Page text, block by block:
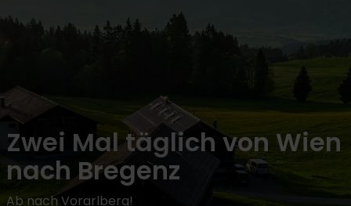
Zwei Mal täglich von Wien
nach Bregenz
Ab nach Vorarlberg!